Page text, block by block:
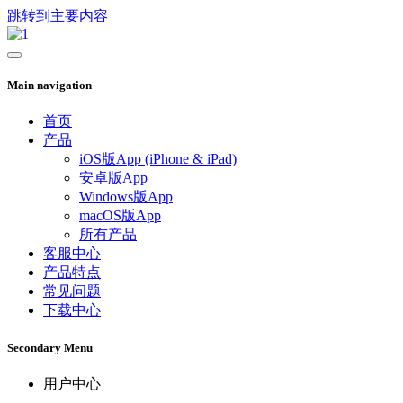
跳转到主要内容
Main navigation
首页
产品
iOS版App (iPhone & iPad)
安卓版App
Windows版App
macOS版App
所有产品
客服中心
产品特点
常见问题
下载中心
Secondary Menu
用户中心